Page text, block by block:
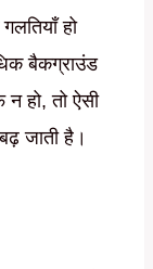
हो
बैकग्राउंड
हो, तो ऐसी
जाती है।